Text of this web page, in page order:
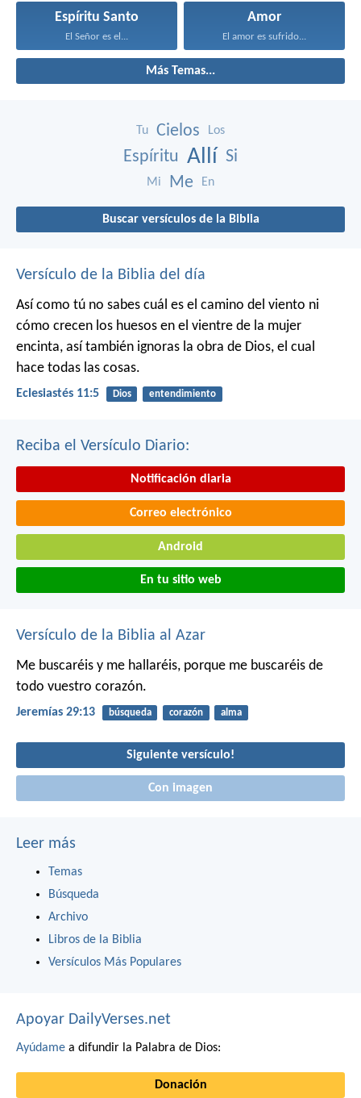
Espíritu Santo
El Señor es el...
Amor
El amor es sufrido...
Más Temas...
Tu Cielos Los
Espíritu Allí Si
Mi Me En
Buscar versículos de la Biblia
Versículo de la Biblia del día
Así como tú no sabes cuál es el camino del viento ni
cómo crecen los huesos en el vientre de la mujer
encinta, así también ignoras la obra de Dios, el cual
hace todas las cosas.
Eclesiastés 11:5 Dios entendimiento
Reciba el Versículo Diario:
Notificación diaria
Correo electrónico
Android
En tu sitio web
Versículo de la Biblia al Azar
Me buscaréis y me hallaréis, porque me buscaréis de
todo vuestro corazón.
Jeremías 29:13 búsqueda corazón alma
Siguiente versículo!
Con imagen
Leer más
Temas
Búsqueda
Archivo
Libros de la Biblia
Versículos Más Populares
Apoyar DailyVerses.net
Ayúdame a difundir la Palabra de Dios:
Donación